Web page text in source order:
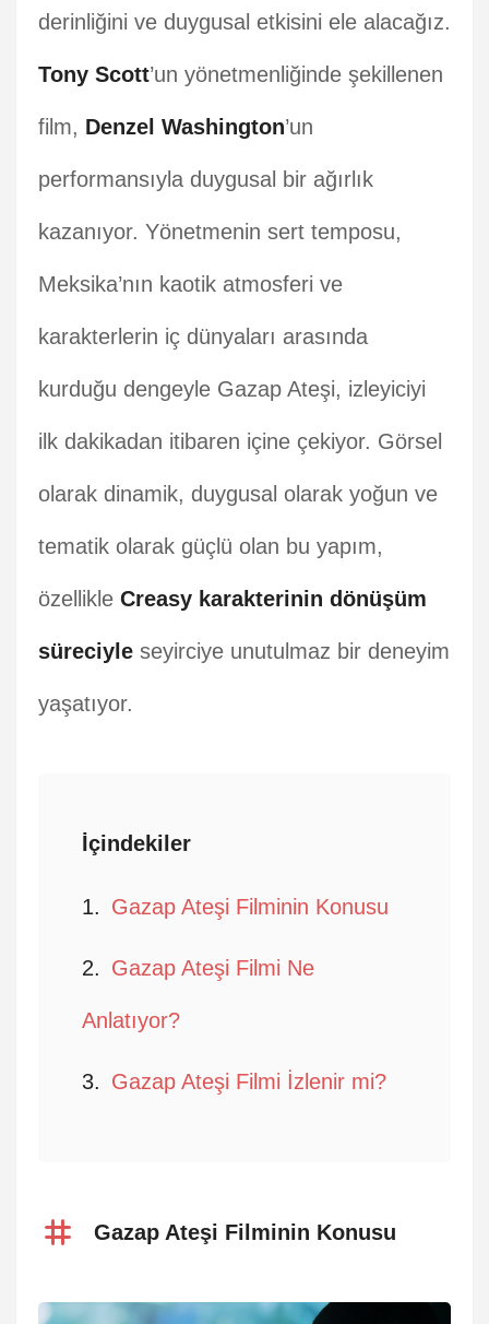
derinliğini ve duygusal etkisini ele alacağız.
Tony Scott’un yönetmenliğinde şekillenen
film, Denzel Washington’un
performansıyla duygusal bir ağırlık
kazanıyor. Yönetmenin sert temposu,
Meksika’nın kaotik atmosferi ve
karakterlerin iç dünyaları arasında
kurduğu dengeyle Gazap Ateşi, izleyiciyi
ilk dakikadan itibaren içine çekiyor. Görsel
olarak dinamik, duygusal olarak yoğun ve
tematik olarak güçlü olan bu yapım,
özellikle Creasy karakterinin dönüşüm
süreciyle seyirciye unutulmaz bir deneyim
yaşatıyor.
İçindekiler
Gazap Ateşi Filminin Konusu
Gazap Ateşi Filmi Ne
Anlatıyor?
Gazap Ateşi Filmi İzlenir mi?
Gazap Ateşi Filminin Konusu